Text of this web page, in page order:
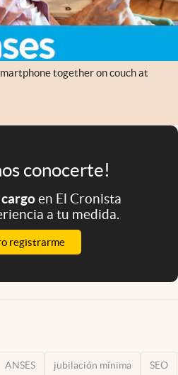
together on couch at
conocerte!
cargoen El Cronista
a tu medida.
registrarme
ANSES jubilación mínima SEO